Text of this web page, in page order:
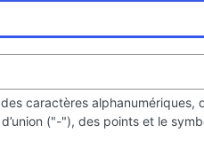
caractères alphanumériques,
("-"), des points et le